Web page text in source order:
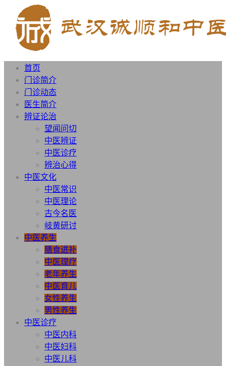
首页
门诊简介
门诊动态
医生简介
辨证论治
望闻问切
中医辨证
中医诊疗
辨治心得
中医文化
中医常识
中医理论
古今名医
岐黄研讨
中医养生
膳食进补
中医理疗
老年养生
中医育儿
女性养生
男性养生
中医诊疗
中医内科
中医妇科
中医儿科